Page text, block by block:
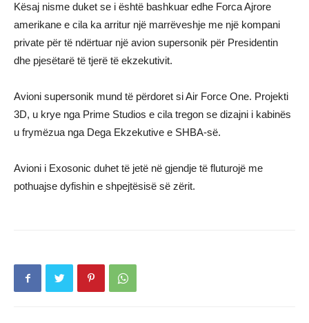
Kësaj nisme duket se i është bashkuar edhe Forca Ajrore
amerikane e cila ka arritur një marrëveshje me një kompani
private për të ndërtuar një avion supersonik për Presidentin
dhe pjesëtarë të tjerë të ekzekutivit.
Avioni supersonik mund të përdoret si Air Force One. Projekti
3D, u krye nga Prime Studios e cila tregon se dizajni i kabinës
u frymëzua nga Dega Ekzekutive e SHBA-së.
Avioni i Exosonic duhet të jetë në gjendje të fluturojë me
pothuajse dyfishin e shpejtësisë së zërit.